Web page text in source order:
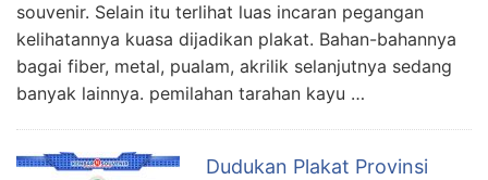
souvenir. Selain itu terlihat luas incaran pegangan
kelihatannya kuasa dijadikan plakat. Bahan-bahannya
bagai fiber, metal, pualam, akrilik selanjutnya sedang
banyak lainnya. pemilahan tarahan kayu …
Dudukan Plakat Provinsi